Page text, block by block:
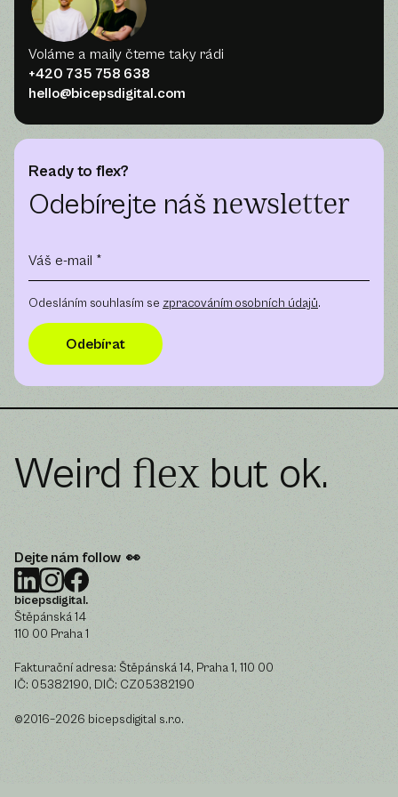
Voláme a maily čteme taky rádi
+420 735 758 638
hello@bicepsdigital.com
Ready to flex?
Odebírejte náš newsletter
Odesláním souhlasím se zpracováním osobních údajů.
Weird flex but ok.
bicepsdigital.
Štěpánská 14
110 00 Praha 1
Fakturační adresa: Štěpánská 14, Praha 1, 110 00
IČ: 05382190, DIČ: CZ05382190
©2016–2026 bicepsdigital s.r.o.
Dejte nám follow 👀